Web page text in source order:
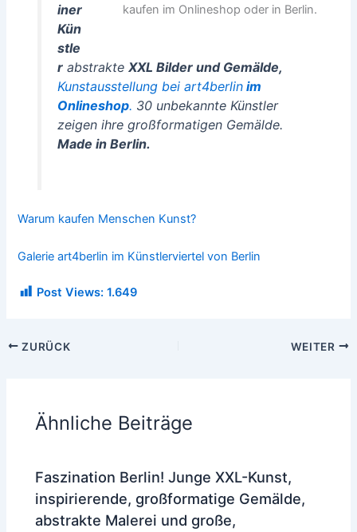
kaufen im Onlineshop oder in Berlin.
iner
Kün
stle
rabstrakte XXL Bilder und Gemälde,
Kunstausstellung bei art4berlinim
Onlineshop. 30 unbekannte Künstler
zeigen ihre großformatigen Gemälde.
Made in Berlin.
Warum kaufen Menschen Kunst?
Galerie art4berlin im Künstlerviertel von Berlin
Post Views: 1.649
ZURÜCK WEITER
Ähnliche Beiträge
Faszination Berlin! Junge XXL-Kunst,
inspirierende, großformatige Gemälde,
abstrakte Malerei und große,